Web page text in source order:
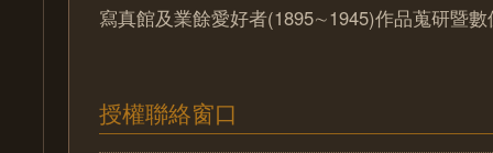
寫真館及業餘愛好者(1895∼1945)作品蒐研暨
授權聯絡窗口